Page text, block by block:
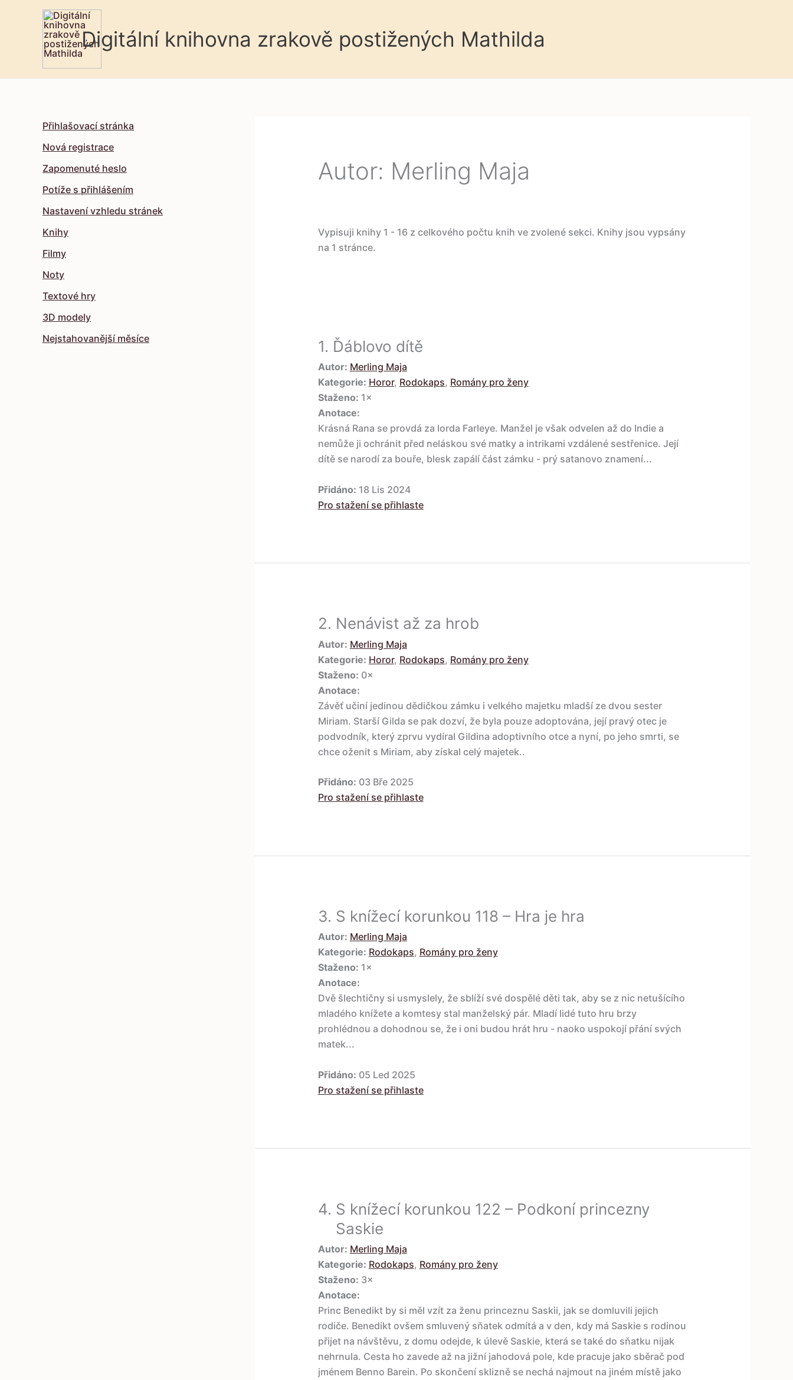
Digitální knihovna zrakově postižených Mathilda
Přihlašovací stránka
Nová registrace
Zapomenuté heslo
Potíže s přihlášením
Nastavení vzhledu stránek
Knihy
Filmy
Noty
Textové hry
3D modely
Nejstahovanější měsíce
Autor: Merling Maja
Vypisuji knihy 1 - 16 z celkového počtu knih ve zvolené sekci. Knihy jsou vypsány
na 1 stránce.
1. Ďáblovo dítě
Autor: Merling Maja
Kategorie: Horor, Rodokaps, Romány pro ženy
Staženo: 1×
Anotace:
Krásná Rana se provdá za lorda Farleye. Manžel je však odvelen až do Indie a
nemůže ji ochránit před neláskou své matky a intrikami vzdálené sestřenice. Její
dítě se narodí za bouře, blesk zapálí část zámku - prý satanovo znamení...
Přidáno: 18 Lis 2024
Pro stažení se přihlaste
2. Nenávist až za hrob
Autor: Merling Maja
Kategorie: Horor, Rodokaps, Romány pro ženy
Staženo: 0×
Anotace:
Závěť učiní jedinou dědičkou zámku i velkého majetku mladší ze dvou sester
Miriam. Starší Gilda se pak dozví, že byla pouze adoptována, její pravý otec je
podvodník, který zprvu vydíral Gildina adoptivního otce a nyní, po jeho smrti, se
chce oženit s Miriam, aby získal celý majetek..
Přidáno: 03 Bře 2025
Pro stažení se přihlaste
3. S knížecí korunkou 118 – Hra je hra
Autor: Merling Maja
Kategorie: Rodokaps, Romány pro ženy
Staženo: 1×
Anotace:
Dvě šlechtičny si usmyslely, že sblíží své dospělé děti tak, aby se z nic netušícího
mladého knížete a komtesy stal manželský pár. Mladí lidé tuto hru brzy
prohlédnou a dohodnou se, že i oni budou hrát hru - naoko uspokojí přání svých
matek...
Přidáno: 05 Led 2025
Pro stažení se přihlaste
4. S knížecí korunkou 122 – Podkoní princezny
Saskie
Autor: Merling Maja
Kategorie: Rodokaps, Romány pro ženy
Staženo: 3×
Anotace:
Princ Benedikt by si měl vzít za ženu princeznu Saskii, jak se domluvili jejich
rodiče. Benedikt ovšem smluvený sňatek odmítá a v den, kdy má Saskie s rodinou
přijet na návštěvu, z domu odejde, k úlevě Saskie, která se také do sňatku nijak
nehrnula. Cesta ho zavede až na jižní jahodová pole, kde pracuje jako sběrač pod
jménem Benno Barein. Po skončení sklizně se nechá najmout na jiném místě jako